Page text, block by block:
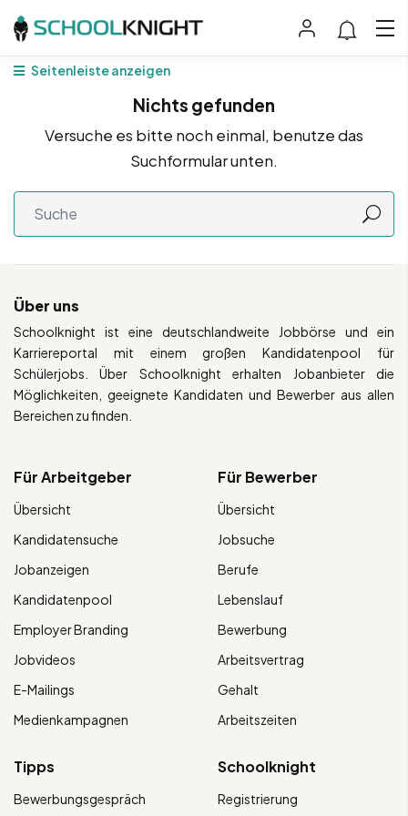
Seitenleiste anzeigen
Nichts gefunden
Versuche es bitte noch einmal, benutze das
Suchformular unten.
Über uns
Schoolknight ist eine deutschlandweite Jobbörse und ein
Karriereportal mit einem großen Kandidatenpool für
Schülerjobs. Über Schoolknight erhalten Jobanbieter die
Möglichkeiten, geeignete Kandidaten und Bewerber aus allen
Bereichen zu finden.
Für Arbeitgeber
Übersicht
Kandidatensuche
Jobanzeigen
Kandidatenpool
Employer Branding
Jobvideos
E-Mailings
Medienkampagnen
Für Bewerber
Übersicht
Jobsuche
Berufe
Lebenslauf
Bewerbung
Arbeitsvertrag
Gehalt
Arbeitszeiten
Tipps
Bewerbungsgespräch
Schoolknight
Registrierung